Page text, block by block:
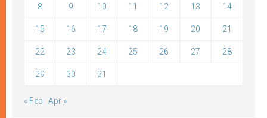
8 9 10 11 12 13 14
15 16 17 18 19 20 21
22 23 24 25 26 27 28
29 30 31
« Feb Apr »